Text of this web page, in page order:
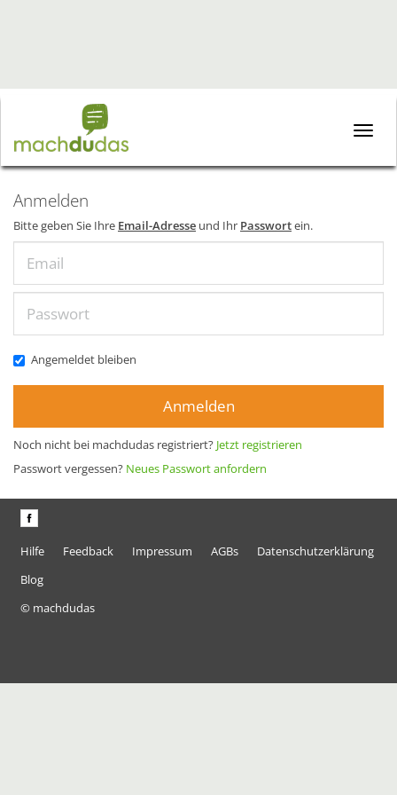
Toggle
Anmelden
Bitte geben Sie Ihre Email-Adresse und Ihr Passwortein.
Angemeldet bleiben
Anmelden
Noch nicht bei machdudas registriert? Jetzt registrieren
Passwort vergessen? Neues Passwort anfordern
Hilfe Feedback Impressum AGBs
Datenschutzerklärung
Blog
© machdudas